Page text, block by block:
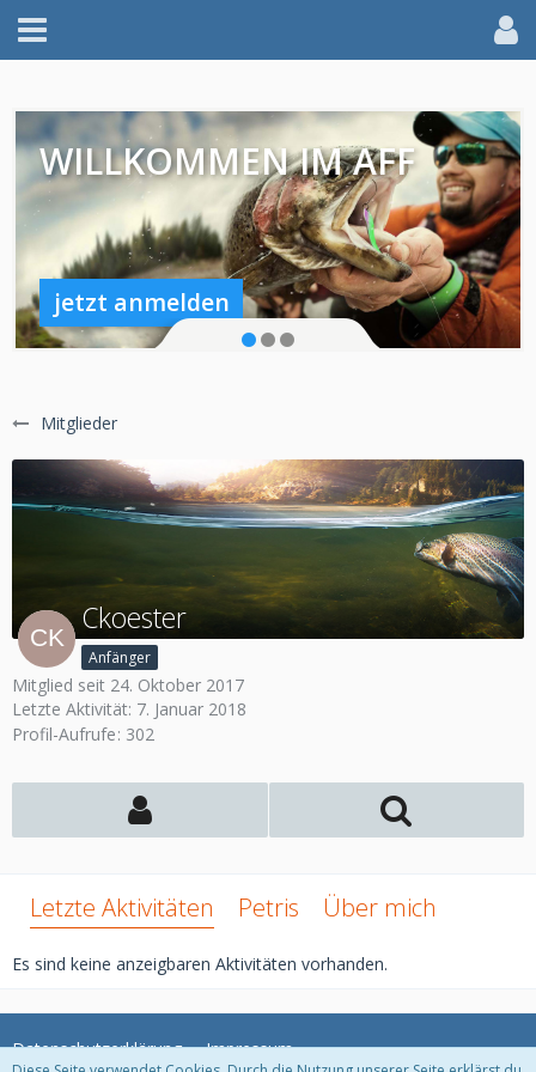
WILLKOMMEN IM AFF
jetzt anmelden
Mitglieder
Ckoester
Anfänger
Mitglied seit 24. Oktober 2017
Letzte Aktivität: 7. Januar 2018
Profil-Aufrufe 302
Letzte Aktivitäten Petris Über mich
Es sind keine anzeigbaren Aktivitäten vorhanden.
Datenschutzerklärung Impressum